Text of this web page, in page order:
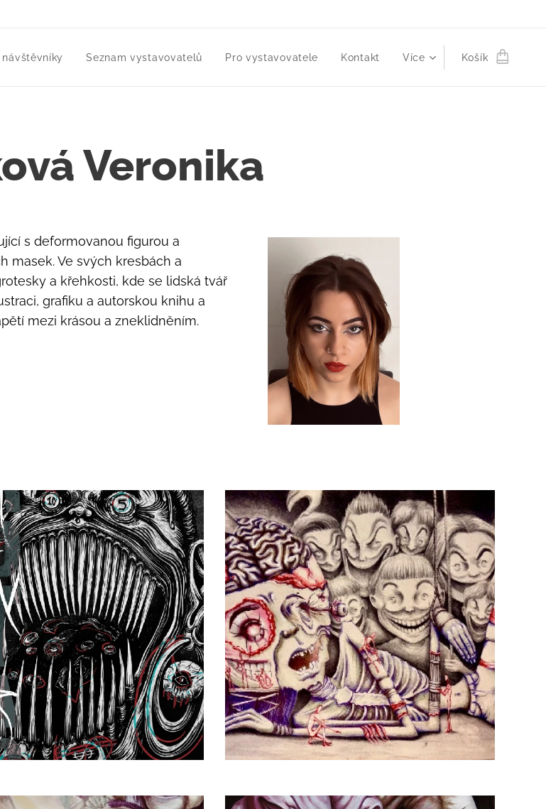
návštěvníky Seznam vystavovatelů Pro vystavovatele Kontakt Více Košík
Veronika
s deformovanou figurou a
masek. Ve svých kresbách a
a křehkosti, kde se lidská tvář
grafiku a autorskou knihu a
mezi krásou a zneklidněním.